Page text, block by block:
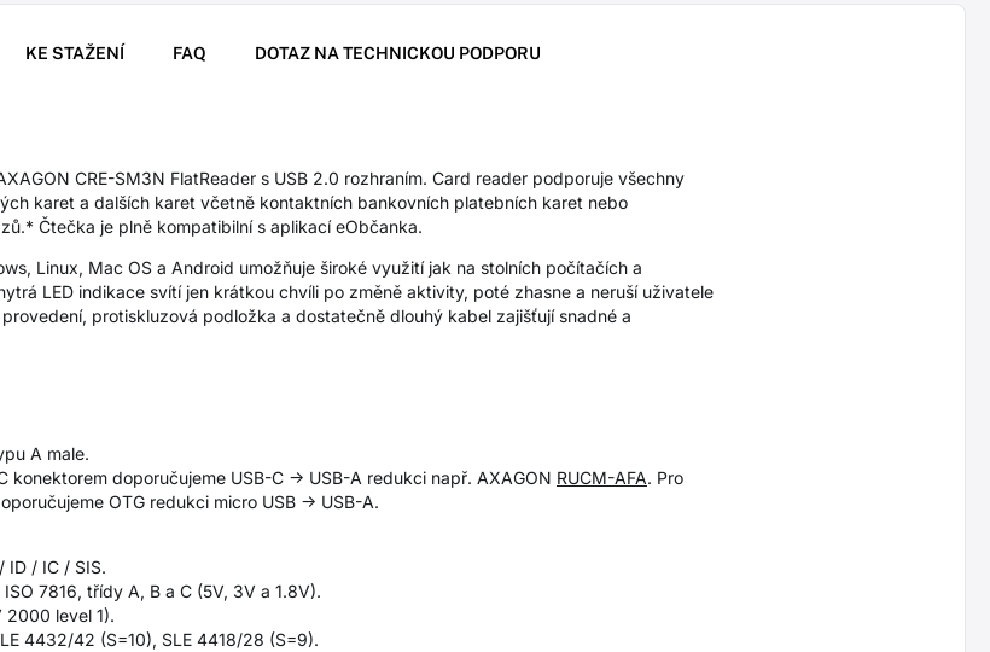
KE STAŽENÍ FAQ DOTAZ NA TECHNICKOU PODPORU
CRE-SM3N FlatReader s USB 2.0 rozhraním. Card reader podporuje všechny
karet a dalších karet včetně kontaktních bankovních platebních karet nebo
Čtečka je plně kompatibilní s aplikací eObčanka.
Linux, Mac OS a Android umožňuje široké využití jak na stolních počítačích a
LED indikace svítí jen krátkou chvíli po změně aktivity, poté zhasne a neruší uživatele
protiskluzová podložka a dostatečně dlouhý kabel zajišťují snadné a
A male.
konektorem doporučujeme USB-C -> USB-A redukci např. AXAGON RUCM-AFA. Pro
OTG redukci micro USB -> USB-A.
ID / IC / SIS.
7816, třídy A, B a C (5V, 3V a 1.8V).
2000 level 1).
4432/42 (S=10), SLE 4418/28 (S=9).